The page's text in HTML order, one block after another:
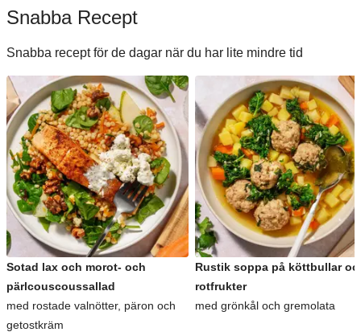
Snabba Recept
Snabba recept för de dagar när du har lite mindre tid
Sotad lax och morot- och
pärlcouscoussallad
med rostade valnötter, päron och
getostkräm
Rustik soppa på köttbullar
rotfrukter
med grönkål och gremolata